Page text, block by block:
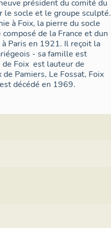
président du comité du
le socle et le groupe sculpté.
à Foix, la pierre du socle
de la France et dun
Paris en 1921. Il reçoit la
- sa famille est
Foix  est lauteur de
Pamiers, Le Fossat, Foix
décédé en 1969.